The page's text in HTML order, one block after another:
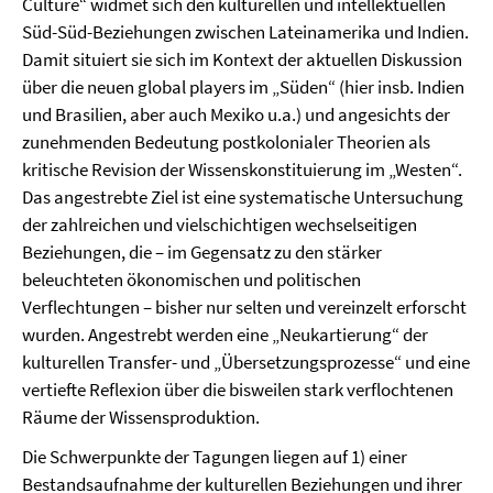
Süd-Süd-Beziehungen zwischen Lateinamerika und Indien.
Damit situiert sie sich im Kontext der aktuellen Diskussion
über die neuen global players im „Süden“ (hier insb. Indien
und Brasilien, aber auch Mexiko u.a.) und angesichts der
zunehmenden Bedeutung postkolonialer Theorien als
kritische Revision der Wissenskonstituierung im „Westen“.
Das angestrebte Ziel ist eine systematische Untersuchung
der zahlreichen und vielschichtigen wechselseitigen
Beziehungen, die – im Gegensatz zu den stärker
beleuchteten ökonomischen und politischen
Verflechtungen – bisher nur selten und vereinzelt erforscht
wurden. Angestrebt werden eine „Neukartierung“ der
kulturellen Transfer- und „Übersetzungsprozesse“ und eine
vertiefte Reflexion über die bisweilen stark verflochtenen
Räume der Wissensproduktion.
Die Schwerpunkte der Tagungen liegen auf 1) einer
Bestandsaufnahme der kulturellen Beziehungen und ihrer